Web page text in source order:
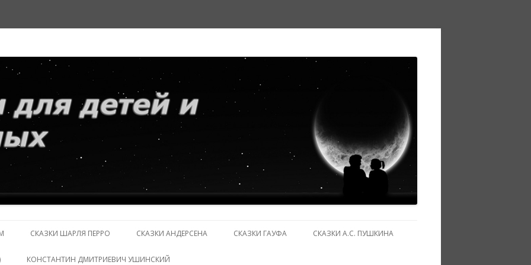
взрослых
содержимому
СКАЗКИ ШАРЛЯ ПЕРРО СКАЗКИ АНДЕРСЕНА СКАЗКИ ГАУФА СКАЗКИ А.С. ПУШКИНА
КОНСТАНТИН ДМИТРИЕВИЧ УШИНСКИЙ